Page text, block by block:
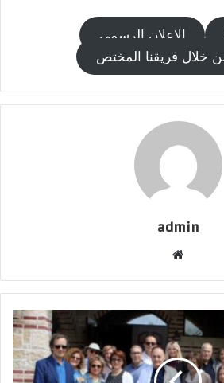
الإعلان الرسمي
خلال فريقنا المختص
admin